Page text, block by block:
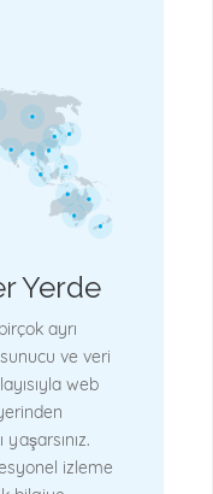
Yerde
ayrı
ve veri
web
yaşarsınız.
izleme